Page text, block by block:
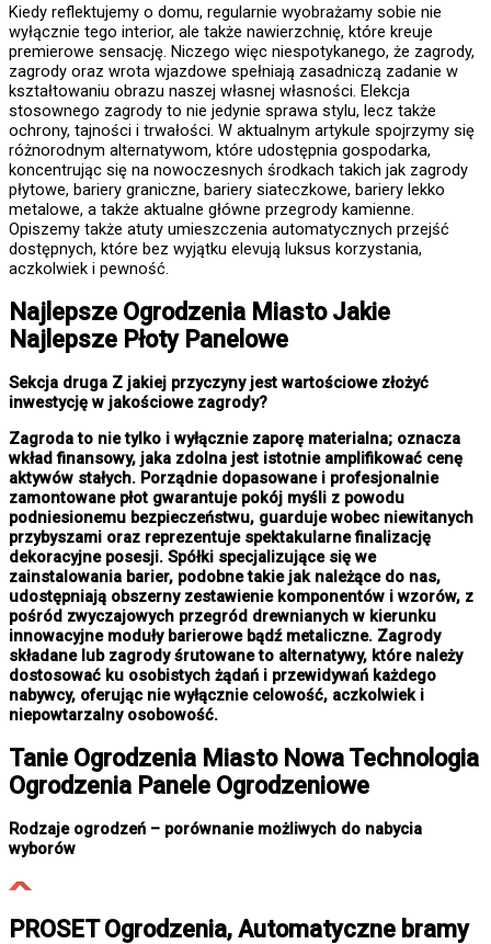
Kiedy reflektujemy o domu, regularnie wyobrażamy sobie nie
wyłącznie tego interior, ale także nawierzchnię, które kreuje
premierowe sensację. Niczego więc niespotykanego, że zagrody,
zagrody oraz wrota wjazdowe spełniają zasadniczą zadanie w
kształtowaniu obrazu naszej własnej własności. Elekcja
stosownego zagrody to nie jedynie sprawa stylu, lecz także
ochrony, tajności i trwałości. W aktualnym artykule spojrzymy się
różnorodnym alternatywom, które udostępnia gospodarka,
koncentrując się na nowoczesnych środkach takich jak zagrody
płytowe, bariery graniczne, bariery siateczkowe, bariery lekko
metalowe, a także aktualne główne przegrody kamienne.
Opiszemy także atuty umieszczenia automatycznych przejść
dostępnych, które bez wyjątku elevują luksus korzystania,
aczkolwiek i pewność.
Najlepsze Ogrodzenia MiastoJakie
Najlepsze Płoty Panelowe
Sekcja druga Z jakiej przyczyny jest wartościowe złożyć
inwestycję w jakościowe zagrody?
Zagroda to nie tylko i wyłącznie zaporę materialna; oznacza
wkład finansowy, jaka zdolna jest istotnie amplifikować cenę
aktywów stałych. Porządnie dopasowane i profesjonalnie
zamontowane płot gwarantuje pokój myśli z powodu
podniesionemu bezpieczeństwu, guarduje wobec niewitanych
przybyszami oraz reprezentuje spektakularne finalizację
dekoracyjne posesji. Spółki specjalizujące się we
zainstalowania barier, podobne takie jak należące do nas,
udostępniają obszerny zestawienie komponentów i wzorów, z
pośród zwyczajowych przegród drewnianych w kierunku
innowacyjne moduły barierowe bądź metaliczne. Zagrody
składane lub zagrody śrutowane to alternatywy, które należy
dostosować ku osobistych żądań i przewidywań każdego
nabywcy, oferując nie wyłącznie celowość, aczkolwiek i
niepowtarzalny osobowość.
Tanie Ogrodzenia MiastoNowa Technologia
Ogrodzenia Panele Ogrodzeniowe
Rodzaje ogrodzeń – porównanie możliwych do nabycia
wyborów
PROSET Ogrodzenia, Automatyczne bramy